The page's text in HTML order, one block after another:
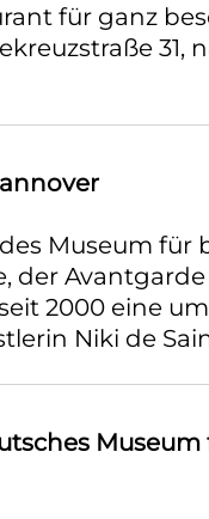
für ganz
31,
Museum für
der
2000 eine
Niki de
Museum